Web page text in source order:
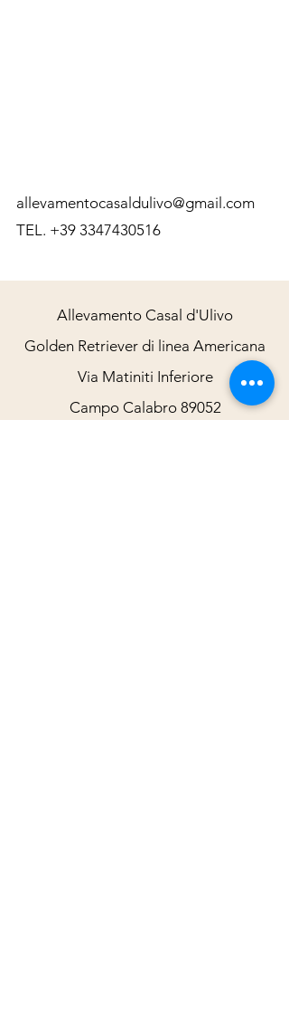
allevamentocasaldulivo@gmail.com
TEL. +39 3347430516
Allevamento Casal d'Ulivo
Golden Retriever di linea Americana
Via Matiniti Inferiore
Campo Calabro 89052